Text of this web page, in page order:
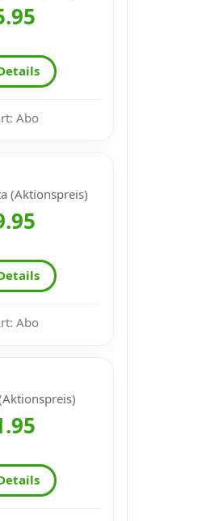
Abo
(Aktionspreis)
Abo